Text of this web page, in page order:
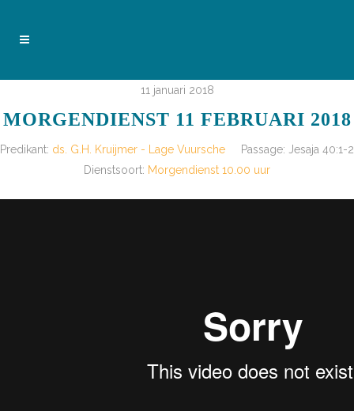
11 januari 2018
MORGENDIENST 11 FEBRUARI 2018
Predikant: ds. G.H. Kruijmer - Lage Vuursche Passage: Jesaja 40:1-2
Dienstsoort: Morgendienst 10.00 uur